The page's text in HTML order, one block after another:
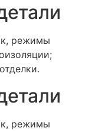
режимы
режимы